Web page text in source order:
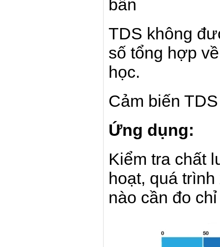
bẩn
TDS không
số tổng hợp
học.
Cảm biến
Ứng dụng:
Kiểm tra chất
hoạt, quá
nào cần đo